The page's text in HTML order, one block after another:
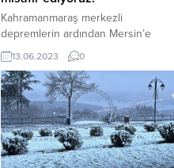
Kahramanmaraş merkezli
depremlerin ardından Mersin’e
gelen depremzedelerin
konaklaması için geçici barınma
merkezi açan Yenişehir Belediyesi,
depremzedelere ev sahipliği
yapmaya devam ediyor. Yenişehir
Belediye Başkanı Abdullah Özyiğit,
“Mersin’e gelen depremzede
yurttaşlarımıza kapılarımızı da
13.06.2023 0